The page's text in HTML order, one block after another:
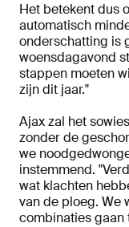
Het betekent dus
automatisch
onderschatting is
woensdagavond
stappen moeten
zijn dit jaar."
Ajax zal het
zonder de
we
instemmend.
wat klachten
van de ploeg. We
combinaties gaan